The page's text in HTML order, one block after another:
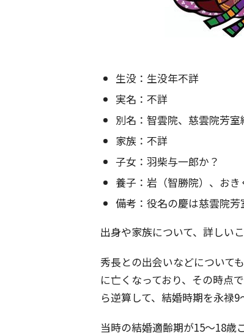
生没：生没年不詳
実名：不詳
別名：智雲院、慈雲院芳室
家族：不詳
子女：羽柴与一郎か？
養子：岩（智勝院）、お
備考：役名の慶は慈雲院芳
出身や家族について、詳しい
秀長との出会いなどについて
に亡くなっており、その時点
ら逆算して、結婚時期を永禄9
当時の結婚適齢期が15～18歳